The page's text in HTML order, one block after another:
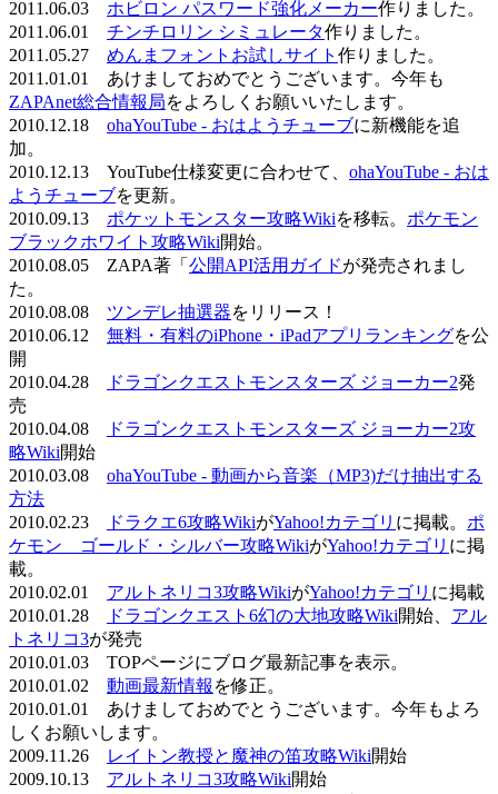
2011.06.03 ホビロン パスワード強化メーカー作りました。
2011.06.01 チンチロリン シミュレータ作りました。
2011.05.27 めんまフォントお試しサイト 作りました。
2011.01.01 あけましておめでとうございます。今年も
ZAPAnet総合情報局をよろしくお願いいたします。
2010.12.18 ohaYouTube - おはようチューブに新機能を追
加。
2010.12.13 YouTube仕様変更に合わせて、 ohaYouTube - おは
ようチューブを更新。
2010.09.13 ポケットモンスター攻略Wikiを移転。 ポケモン
ブラックホワイト攻略Wiki開始。
2010.08.05 ZAPA著「 公開API活用ガイドが発売されまし
た。
2010.08.08 ツンデレ抽選器をリリース！
2010.06.12 無料・有料のiPhone・iPadアプリランキングを公
開
2010.04.28
ドラゴンクエストモンスターズ ジョーカー2発
売
2010.04.08
ドラゴンクエストモンスターズ ジョーカー2攻
略Wiki開始
2010.03.08 ohaYouTube - 動画から音楽（MP3)だけ抽出する
方法
2010.02.23
ドラクエ6攻略WikiがYahoo!カテゴリ に掲載。 ポ
ケモン ゴールド・シルバー攻略WikiがYahoo!カテゴリ に掲
載。
2010.02.01 アルトネリコ3攻略WikiがYahoo!カテゴリ に掲載
2010.01.28
ドラゴンクエスト6幻の大地攻略Wiki開始、 アル
トネリコ3が発売
2010.01.03 TOPページにブログ最新記事を表示。
2010.01.02 動画最新情報 を修正。
2010.01.01 あけましておめでとうございます。今年もよろ
しくお願いします。
2009.11.26
レイトン教授と魔神の笛攻略Wiki開始
2009.10.13 アルトネリコ3攻略Wiki開始